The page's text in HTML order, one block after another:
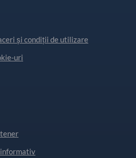
și condiții de utilizare
uri